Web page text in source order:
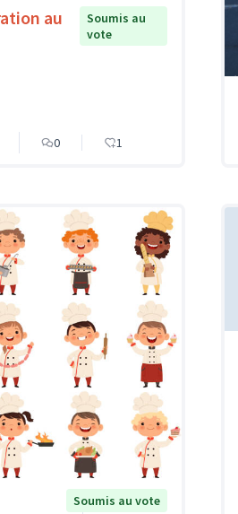
au
Soumis au
vote
0 1
Soumis au vote